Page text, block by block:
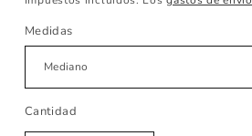
Medidas
Cantidad